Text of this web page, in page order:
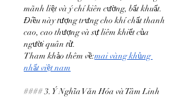
mãnh liệt và ý chí kiên cường, bất khuất.
Điều này tượng trưng cho khí chất thanh
cao, cao thượng và sự liêm khiết của
người quân tử.
Tham khảo thêm về:mai vàng khủng
nhất việt nam
#### 3. Ý Nghĩa Văn Hóa và Tâm Linh